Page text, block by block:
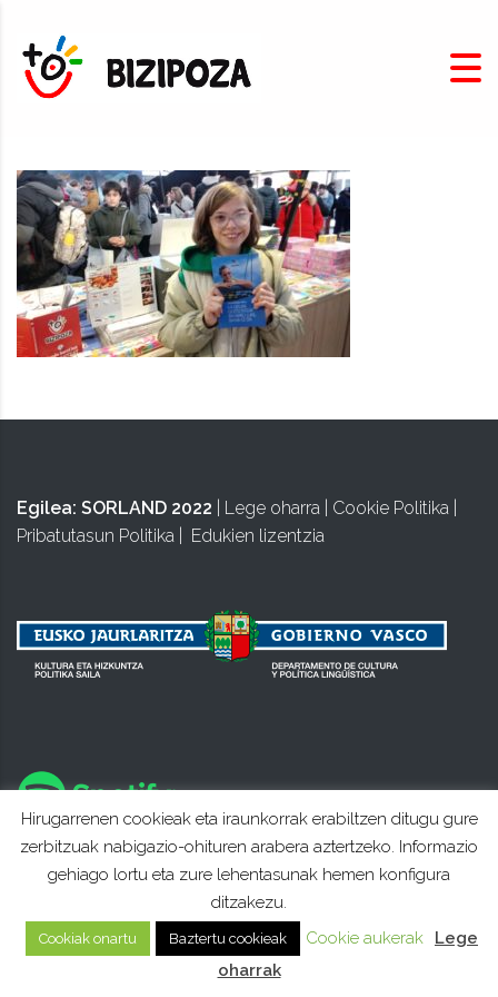
Egilea: SORLAND 2022 Lege oharra Cookie Politika
Pribatutasun Politika
Edukien lizentzia
Hirugarrenen cookieak eta iraunkorrak erabiltzen ditugu gure
zerbitzuak nabigazio-ohituren arabera aztertzeko. Informazio
gehiago lortu eta zure lehentasunak hemen konfigura
ditzakezu.
Cookiak onartu Baztertu cookieak Cookie aukerak
Lege
oharrak